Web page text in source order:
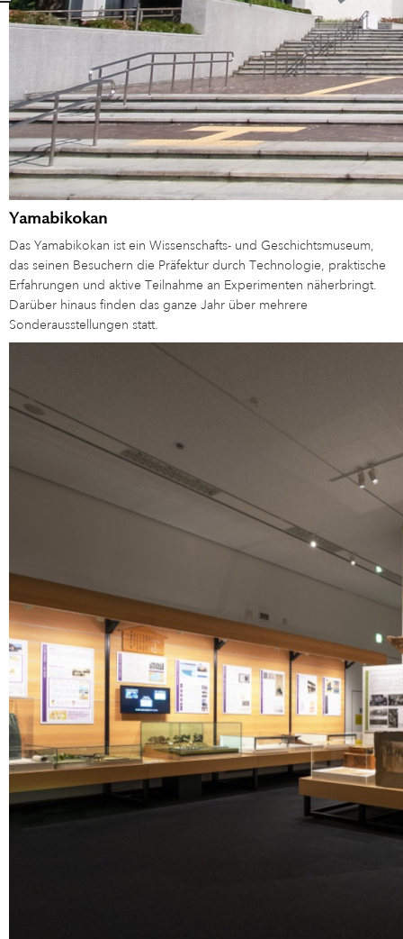
Yamabikokan
Das Yamabikokan ist ein Wissenschafts- und Geschichtsmuseum,
das seinen Besuchern die Präfektur durch Technologie, praktische
Erfahrungen und aktive Teilnahme an Experimenten näherbringt.
Darüber hinaus finden das ganze Jahr über mehrere
Sonderausstellungen statt.